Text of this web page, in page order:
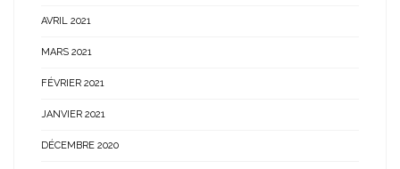
AVRIL 2021
MARS 2021
FÉVRIER 2021
JANVIER 2021
DÉCEMBRE 2020